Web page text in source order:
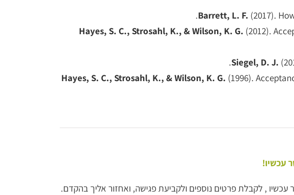
Barrett, L. F. (2017).
.
Hayes, S. C., Strosahl, K., & Wilson, K. G. (2012).
Siegel, D. J.
.
Hayes, S. C., Strosahl, K., & Wilson, K. G. (1996).
עכשיו!
עכשיו , לקבלת פרטים נוספים ולקביעת פגישה, ואחזור אליך בהקדם.